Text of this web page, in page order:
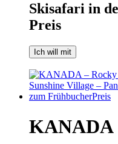
Skisafari in
Preis
Ich will mit
KANADA